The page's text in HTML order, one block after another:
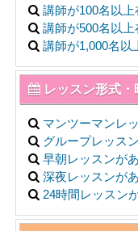
講師が100名以上
講師が500名以上
講師が1,000名以
レッスン形式
マンツーマンレ
グループレッス
早朝レッスンが
深夜レッスンが
24時間レッスン